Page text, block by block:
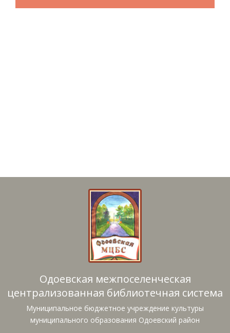
Одоевская межпоселенческая
централизованная библиотечная система
Муниципальное бюджетное учреждение культуры
муниципального образования Одоевский район